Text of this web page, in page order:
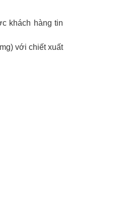
khách hàng tin
với chiết xuất